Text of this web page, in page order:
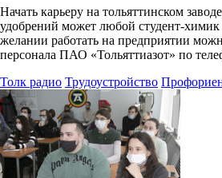
Начать карьеру на тольяттинском
удобрений может любой студент-
желании работать на предприятии
персонала ПАО «Тольяттиазот» по
Толк радио Трудоустройство